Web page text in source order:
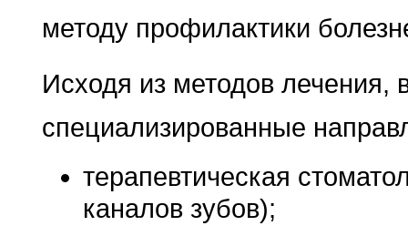
методу профилактики
Исходя из методов лечения,
специализированные
терапевтическая
каналов зубов);